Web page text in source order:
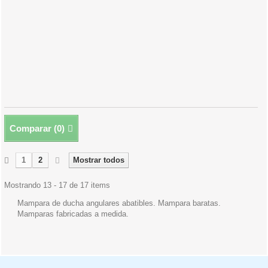
Comparar (0)
Mostrar todos
1 2
Mostrando 13 - 17 de 17 items
Mampara de ducha angulares abatibles. Mampara baratas.
Mamparas fabricadas a medida.